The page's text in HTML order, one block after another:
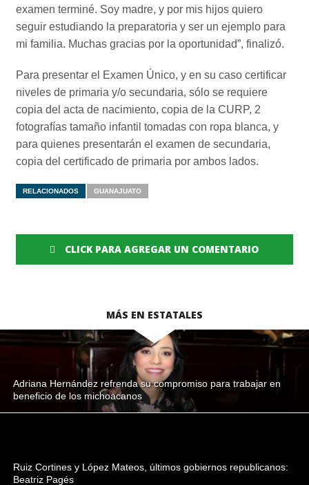
examen terminé. Soy madre, y por mis hijos quiero
seguir estudiando la preparatoria y ser un ejemplo para
mi familia. Muchas gracias por la oportunidad”, finalizó.
Para presentar el Examen Único, y en su caso certificar
niveles de primaria y/o secundaria, sólo se requiere
copia del acta de nacimiento, copia de la CURP, 2
fotografías tamaño infantil tomadas con ropa blanca, y
para quienes presentarán el examen de secundaria,
copia del certificado de primaria por ambos lados.
RELACIONADOS GUANAJUATO
CLICK PARA AGREGAR UN COMENTARIO
MÁS EN ESTATALES
Adriana Hernández refrenda su compromiso para trabajar en
beneficio de los michoacanos
Ruiz Cortines y López Mateos, últimos gobiernos republicanos:
Beatriz Pagés